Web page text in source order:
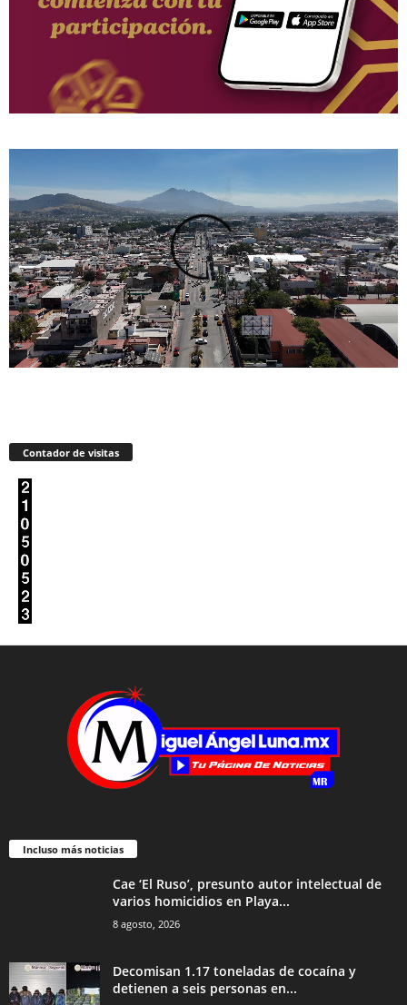
Contador de visitas
Incluso más noticias
Cae ‘El Ruso’, presunto autor intelectual de
varios homicidios en Playa...
8 agosto, 2026
Decomisan 1.17 toneladas de cocaína y
detienen a seis personas en...